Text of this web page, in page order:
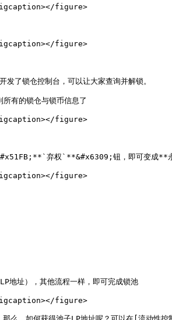
figure>
figure>
了锁仓控制台，可以让大家查询并解锁。
的锁仓与锁币信息了
figure>
&#x51FB;**`弃权`**&#x6309;钮，即可变成**
figure>
地址），其他流程一样，即可完成锁池
figure>